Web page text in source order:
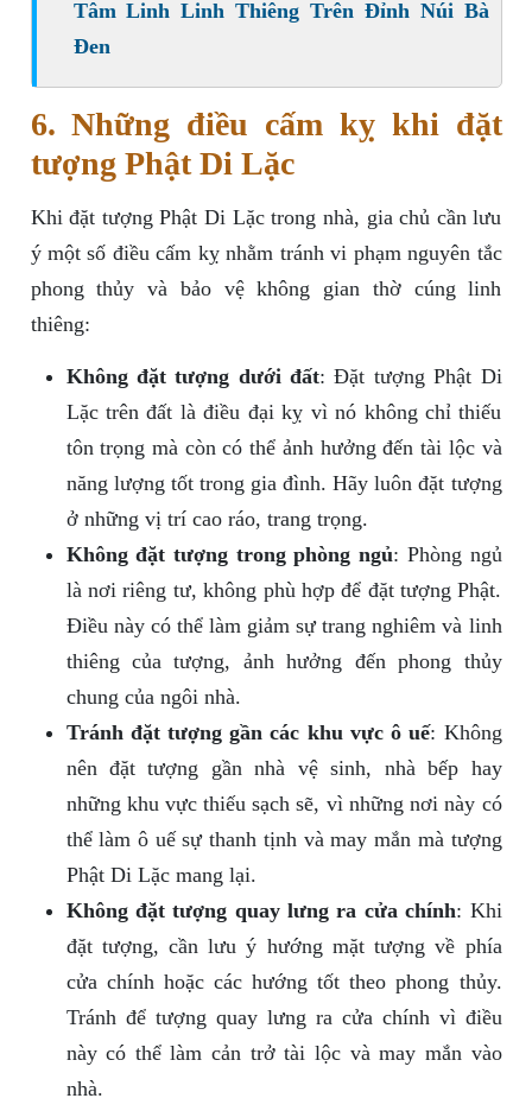
Tâm Linh Linh Thiêng Trên Đỉnh Núi Bà
Đen
6. Những điều cấm kỵ khi đặt
tượng Phật Di Lặc
Khi đặt tượng Phật Di Lặc trong nhà, gia chủ cần lưu
ý một số điều cấm kỵ nhằm tránh vi phạm nguyên tắc
phong thủy và bảo vệ không gian thờ cúng linh
thiêng:
Không đặt tượng dưới đất: Đặt tượng Phật Di
Lặc trên đất là điều đại kỵ vì nó không chỉ thiếu
tôn trọng mà còn có thể ảnh hưởng đến tài lộc và
năng lượng tốt trong gia đình. Hãy luôn đặt tượng
ở những vị trí cao ráo, trang trọng.
Không đặt tượng trong phòng ngủ: Phòng ngủ
là nơi riêng tư, không phù hợp để đặt tượng Phật.
Điều này có thể làm giảm sự trang nghiêm và linh
thiêng của tượng, ảnh hưởng đến phong thủy
chung của ngôi nhà.
Tránh đặt tượng gần các khu vực ô uế: Không
nên đặt tượng gần nhà vệ sinh, nhà bếp hay
những khu vực thiếu sạch sẽ, vì những nơi này có
thể làm ô uế sự thanh tịnh và may mắn mà tượng
Phật Di Lặc mang lại.
Không đặt tượng quay lưng ra cửa chính: Khi
đặt tượng, cần lưu ý hướng mặt tượng về phía
cửa chính hoặc các hướng tốt theo phong thủy.
Tránh để tượng quay lưng ra cửa chính vì điều
này có thể làm cản trở tài lộc và may mắn vào
nhà.